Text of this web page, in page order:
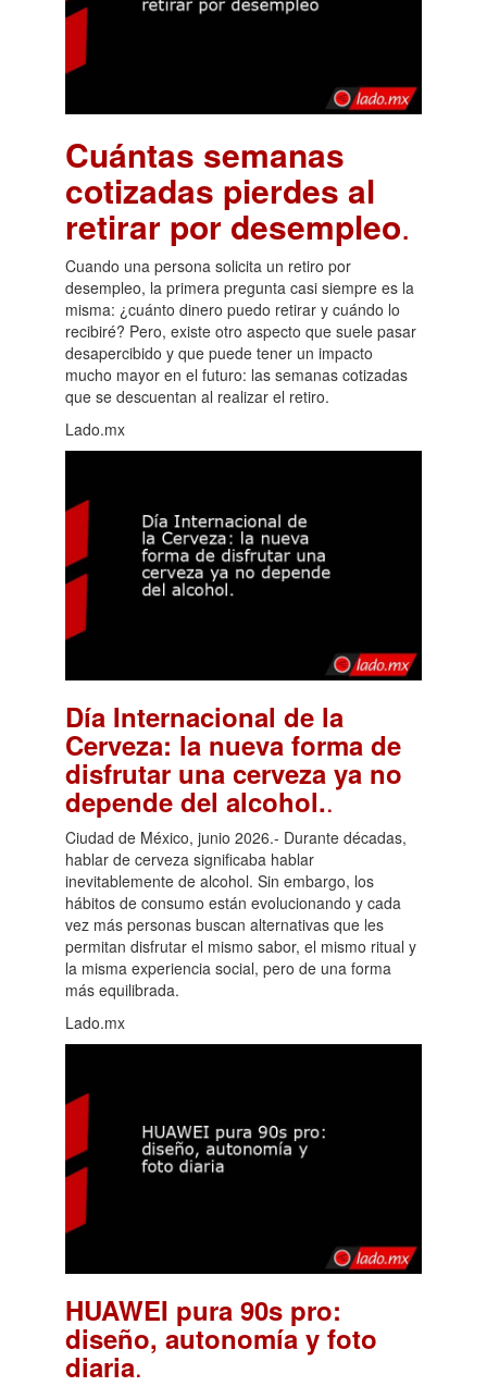
Cuántas semanas
cotizadas pierdes al
retirar por desempleo.
Cuando una persona solicita un retiro por
desempleo, la primera pregunta casi siempre es la
misma: ¿cuánto dinero puedo retirar y cuándo lo
recibiré? Pero, existe otro aspecto que suele pasar
desapercibido y que puede tener un impacto
mucho mayor en el futuro: las semanas cotizadas
que se descuentan al realizar el retiro.
Lado.mx
Día Internacional de la
Cerveza: la nueva forma de
disfrutar una cerveza ya no
depende del alcohol..
Ciudad de México, junio 2026.- Durante décadas,
hablar de cerveza significaba hablar
inevitablemente de alcohol. Sin embargo, los
hábitos de consumo están evolucionando y cada
vez más personas buscan alternativas que les
permitan disfrutar el mismo sabor, el mismo ritual y
la misma experiencia social, pero de una forma
más equilibrada.
Lado.mx
HUAWEI pura 90s pro:
diseño, autonomía y foto
diaria.